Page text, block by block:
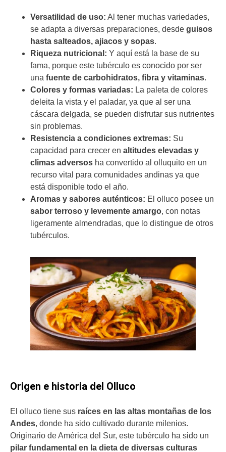
Versatilidad de uso: Al tener muchas variedades,
se adapta a diversas preparaciones, desde guisos
hasta salteados, ajiacos y sopas.
Riqueza nutricional: Y aquí está la base de su
fama, porque este tubérculo es conocido por ser
una fuente de carbohidratos, fibra y vitaminas.
Colores y formas variadas: La paleta de colores
deleita la vista y el paladar, ya que al ser una
cáscara delgada, se pueden disfrutar sus nutrientes
sin problemas.
Resistencia a condiciones extremas: Su
capacidad para crecer en altitudes elevadas y
climas adversos ha convertido al olluquito en un
recurso vital para comunidades andinas ya que
está disponible todo el año.
Aromas y sabores auténticos: El olluco posee un
sabor terroso y levemente amargo, con notas
ligeramente almendradas, que lo distingue de otros
tubérculos.
Origen e historia del Olluco
El olluco tiene sus raíces en las altas montañas de los
Andes, donde ha sido cultivado durante milenios.
Originario de América del Sur, este tubérculo ha sido un
pilar fundamental en la dieta de diversas culturas